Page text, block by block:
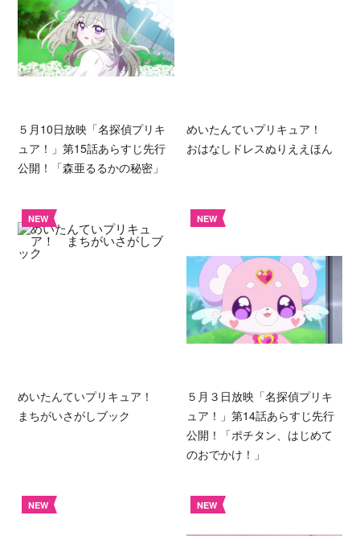
５月10日放映「名探偵プリキ
ュア！」第15話あらすじ先行
公開！「森亜るるかの秘密」
めいたんていプリキュア！
おはなしドレスぬりええほん
NEW
めいたんていプリキュア！
まちがいさがしブック
NEW
５月３日放映「名探偵プリキ
ュア！」第14話あらすじ先行
公開！「ポチタン、はじめて
のおでかけ！」
NEW NEW